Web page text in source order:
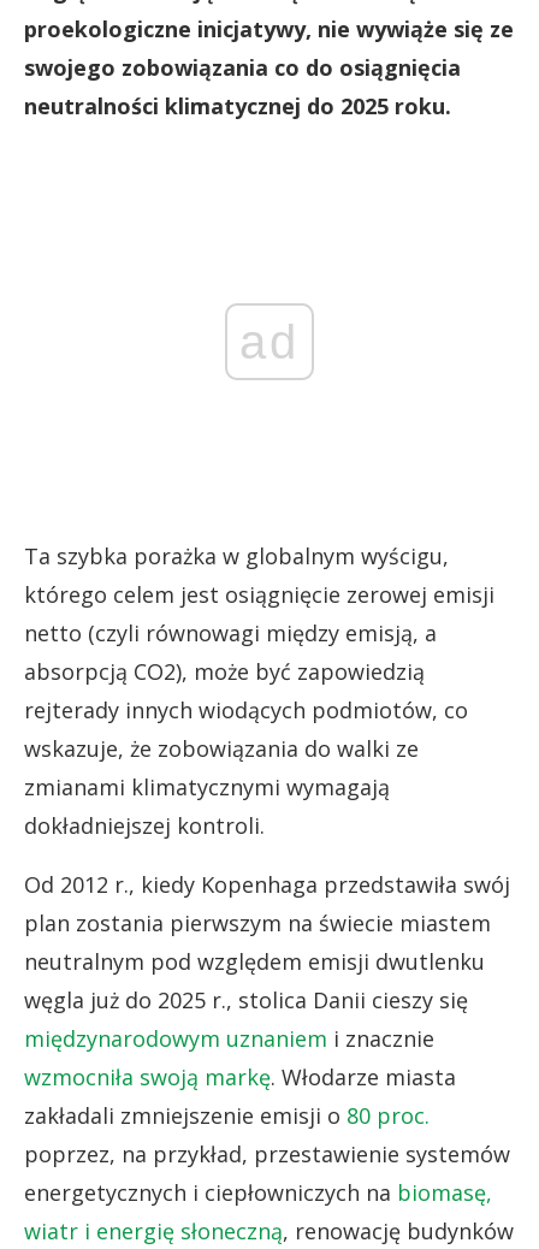
proekologiczne inicjatywy, nie wywiąże się ze
swojego zobowiązania co do osiągnięcia
neutralności klimatycznej do 2025 roku.
ad
Ta szybka porażka w globalnym wyścigu,
którego celem jest osiągnięcie zerowej emisji
netto (czyli równowagi między emisją, a
absorpcją CO2), może być zapowiedzią
rejterady innych wiodących podmiotów, co
wskazuje, że zobowiązania do walki ze
zmianami klimatycznymi wymagają
dokładniejszej kontroli.
Od 2012 r., kiedy Kopenhaga przedstawiła swój
plan zostania pierwszym na świecie miastem
neutralnym pod względem emisji dwutlenku
węgla już do 2025 r., stolica Danii cieszy się
międzynarodowym uznaniem i znacznie
wzmocniła swoją markę. Włodarze miasta
zakładali zmniejszenie emisji o 80 proc.
poprzez, na przykład, przestawienie systemów
energetycznych i ciepłowniczych na biomasę,
wiatr i energię słoneczną, renowację budynków